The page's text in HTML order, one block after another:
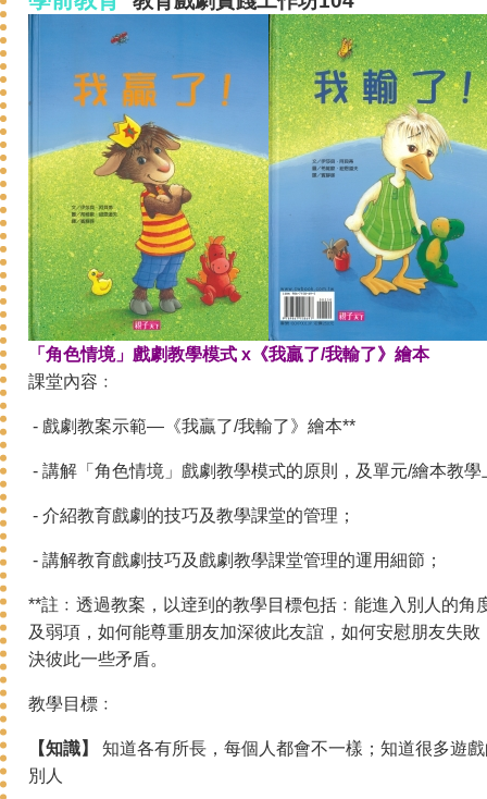
「角色情境」戲劇教學模式 x《我贏了/我輸了》繪本
課堂內容﹕
- 戲劇教案示範—《我贏了/我輸了》繪本**
- 講解「角色情境」戲劇教學模式的原則，及單元/繪本教學
- 介紹教育戲劇的技巧及教學課堂的管理；
- 講解教育戲劇技巧及戲劇教學課堂管理的運用細節；
**註﹕透過教案，以逹到的教學目標包括﹕能進入別人的角
及弱項，如何能尊重朋友加深彼此友誼，如何安慰朋友失
決彼此一些矛盾。
教學目標﹕
【知識】
知道各有所長，每個人都會不一樣；知道很多遊
別人